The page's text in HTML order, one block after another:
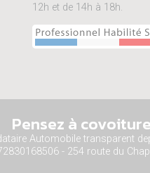
12h et de 14h à 18h.
Pensez à
Automobile transparent
- 254 route du